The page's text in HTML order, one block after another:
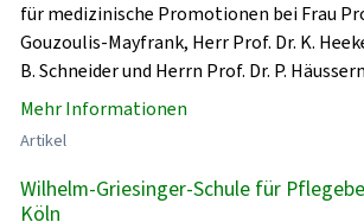
für medizinische Promotionen bei Frau
Gouzoulis-Mayfrank, Herr Prof. Dr. K.
B. Schneider und Herrn Prof. Dr. P.
Mehr Informationen
Artikel
Wilhelm-Griesinger-Schule für
Köln